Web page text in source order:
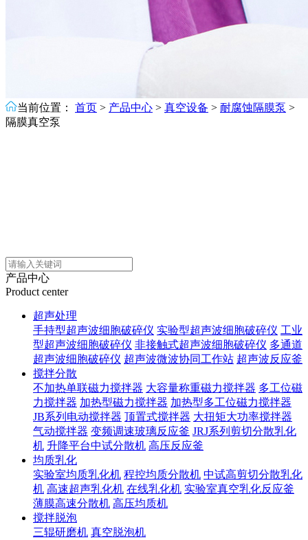
当前位置： 首页 > 产品中心 > 真空设备 > 耐腐蚀隔膜泵 >
隔膜真空泵
产品中心
Product center
超声处理
手持型超声波细胞破碎仪 实验型超声波细胞破碎仪 工业
型超声波细胞破碎仪 非接触式超声波细胞破碎仪 多通道
超声波细胞破碎仪 超声波微波协同工作站 超声波反应釜
搅拌分散
不加热单联磁力搅拌器 大容量称重磁力搅拌器 多工位磁
力搅拌器 加热型磁力搅拌器 加热型多工位磁力搅拌器
JB系列电动搅拌器 顶置式搅拌器 大扭矩大功率搅拌器
气动搅拌器 变频调速玻璃反应釜 JRJ系列剪切分散乳化
机 升降平台中试分散机 高压反应釜
均质乳化
实验室均质乳化机 程控均质分散机 中试高剪切分散乳化
机 高速超声乳化机 在线乳化机 实验室真空乳化反应釜
薄膜高速分散机 高压均质机
搅拌脱泡
三辊研磨机 真空脱泡机